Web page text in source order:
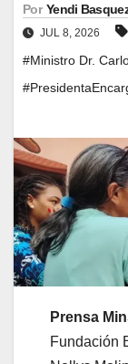
Por Yendi
JUL 8, 2026
#Ministro Dr.
Prensa
Fundación